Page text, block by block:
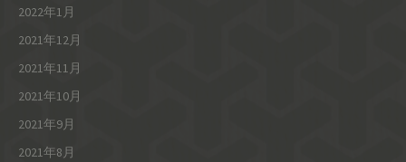
2022年1月
2021年12月
2021年11月
2021年10月
2021年9月
2021年8月